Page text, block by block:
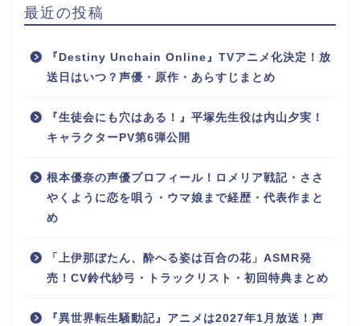
最近の投稿
『Destiny Unchain Online』TVアニメ化決定！放
送日はいつ？声優・原作・あらすじまとめ
『生徒会にも穴はある！』平塚先生役は内山夕実！
キャラクターPV第6弾公開
根本優奈の声優プロフィール！ロメリア戦記・ささ
やくように恋を唄う・ウマ娘まで経歴・代表作まと
め
「上伊那ぼたん、酔へる姿は百合の花」ASMR発
売！CV鈴代紗弓・トラックリスト・初回特典まとめ
『異世界転生騒動記』アニメは2027年1月放送！声